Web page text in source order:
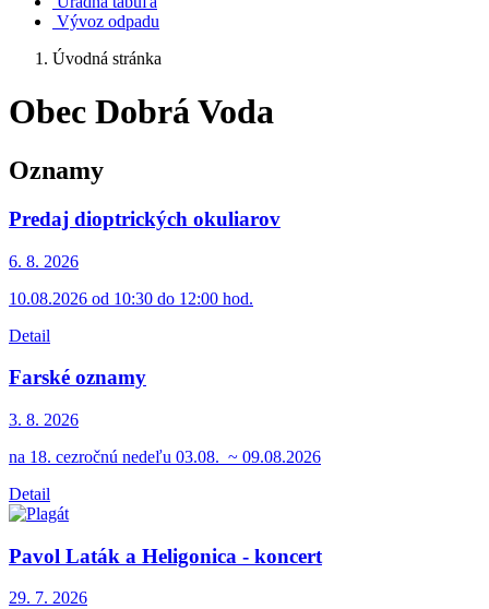
Vývoz odpadu
Úvodná stránka
Obec Dobrá Voda
Oznamy
Predaj dioptrických okuliarov
6. 8. 2026
10.08.2026 od 10:30 do 12:00 hod.
Detail
Farské oznamy
3. 8. 2026
na 18. cezročnú nedeľu 03.08. ~ 09.08.2026
Detail
Pavol Laták a Heligonica - koncert
29. 7. 2026